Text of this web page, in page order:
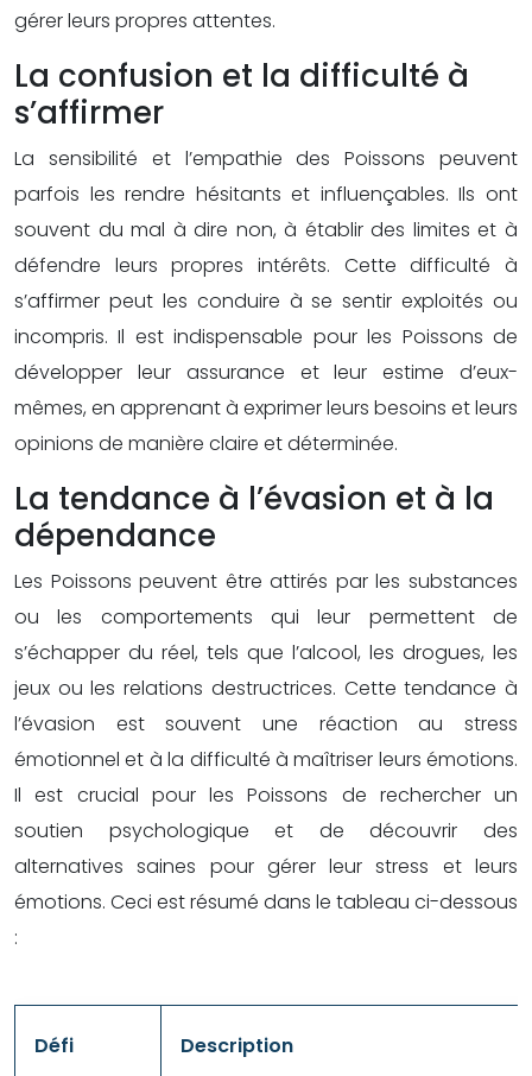
gérer leurs propres attentes.
La confusion et la difficulté à
s’affirmer
La sensibilité et l’empathie des Poissons peuvent
parfois les rendre hésitants et influençables. Ils ont
souvent du mal à dire non, à établir des limites et à
défendre leurs propres intérêts. Cette difficulté à
s’affirmer peut les conduire à se sentir exploités ou
incompris. Il est indispensable pour les Poissons de
développer leur assurance et leur estime d’eux-
mêmes, en apprenant à exprimer leurs besoins et leurs
opinions de manière claire et déterminée.
La tendance à l’évasion et à la
dépendance
Les Poissons peuvent être attirés par les substances
ou les comportements qui leur permettent de
s’échapper du réel, tels que l’alcool, les drogues, les
jeux ou les relations destructrices. Cette tendance à
l’évasion est souvent une réaction au stress
émotionnel et à la difficulté à maîtriser leurs émotions.
Il est crucial pour les Poissons de rechercher un
soutien psychologique et de découvrir des
alternatives saines pour gérer leur stress et leurs
émotions. Ceci est résumé dans le tableau ci-dessous
:
Défi Description